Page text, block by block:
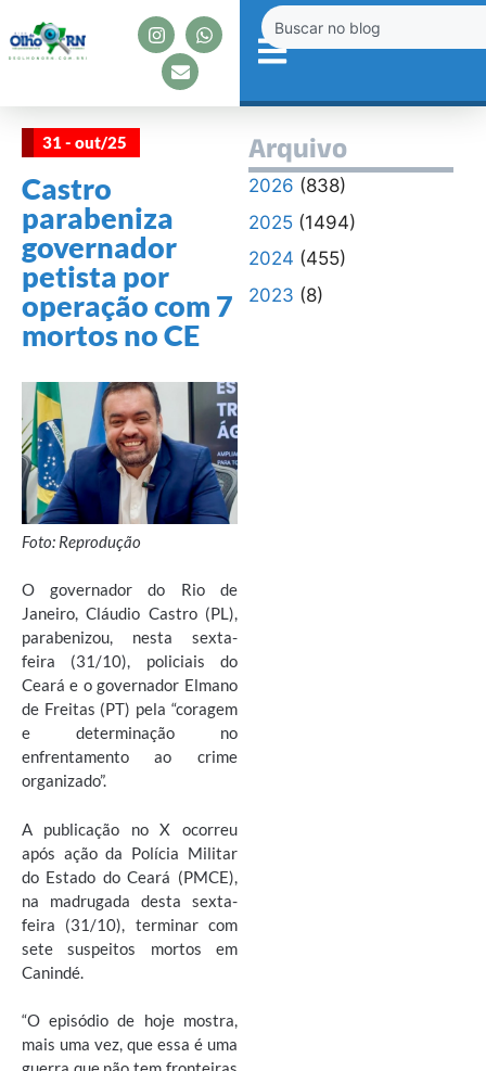
31 - out/25
Castro
parabeniza
governador
petista por
operação com 7
mortos no CE
Foto: Reprodução
O governador do Rio de
Janeiro, Cláudio Castro (PL),
parabenizou, nesta sexta-
feira (31/10), policiais do
Ceará e o governador Elmano
de Freitas (PT) pela “coragem
e determinação no
enfrentamento ao crime
organizado”.
A publicação no X ocorreu
após ação da Polícia Militar
do Estado do Ceará (PMCE),
na madrugada desta sexta-
feira (31/10), terminar com
sete suspeitos mortos em
Canindé.
“O episódio de hoje mostra,
mais uma vez, que essa é uma
Arquivo
2026 (838)
2025(1494)
2024 (455)
2023 (8)